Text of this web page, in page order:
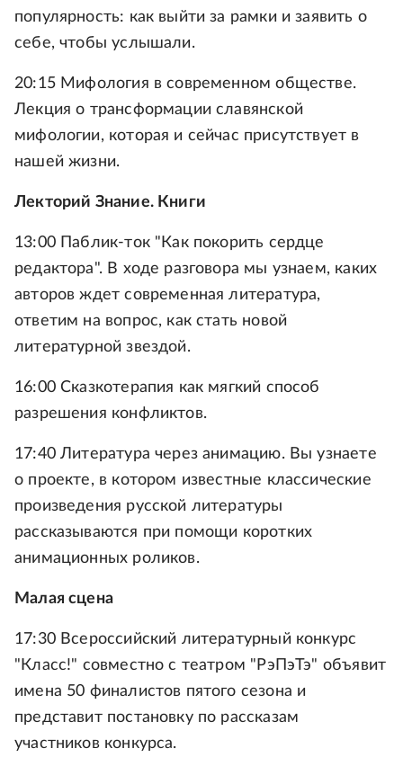
популярность: как выйти за рамки и заявить о
себе, чтобы услышали.
20:15 Мифология в современном обществе.
Лекция о трансформации славянской
мифологии, которая и сейчас присутствует в
нашей жизни.
Лекторий Знание. Книги
13:00 Паблик-ток "Как покорить сердце
редактора". В ходе разговора мы узнаем, каких
авторов ждет современная литература,
ответим на вопрос, как стать новой
литературной звездой.
16:00 Сказкотерапия как мягкий способ
разрешения конфликтов.
17:40 Литература через анимацию. Вы узнаете
о проекте, в котором известные классические
произведения русской литературы
рассказываются при помощи коротких
анимационных роликов.
Малая сцена
17:30 Всероссийский литературный конкурс
"Класс!" совместно с театром "РэПэТэ" объявит
имена 50 финалистов пятого сезона и
представит постановку по рассказам
участников конкурса.